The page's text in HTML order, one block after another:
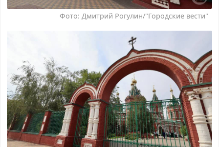
Фото: Дмитрий Рогулин/"Городские вести"